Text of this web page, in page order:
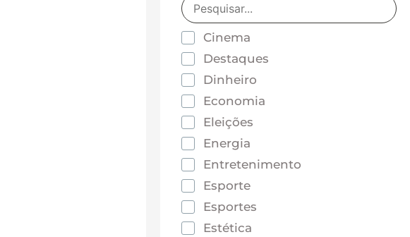
Cinema
Destaques
Dinheiro
Economia
Eleições
Energia
Entretenimento
Esporte
Esportes
Estética